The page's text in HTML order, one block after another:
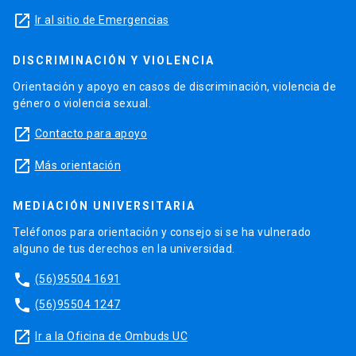
launch Ir al sitio de Emergencias
DISCRIMINACIÓN Y VIOLENCIA
Orientación y apoyo en casos de discriminación, violencia de
género o violencia sexual.
launch Contacto para apoyo
launch Más orientación
MEDIACIÓN UNIVERSITARIA
Teléfonos para orientación y consejo si se ha vulnerado
alguno de tus derechos en la universidad.
phone (56)95504 1691
phone (56)95504 1247
launch Ir a la Oficina de Ombuds UC